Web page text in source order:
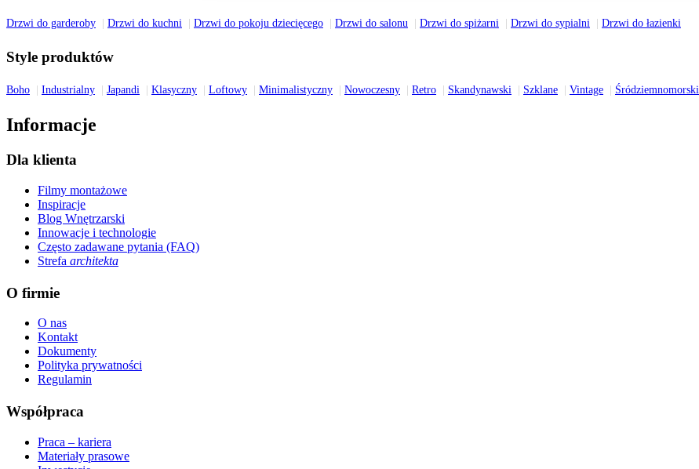
Drzwi do garderoby Drzwi do kuchni Drzwi do pokoju dziecięcego Drzwi do salonu Drzwi do spiżarni Drzwi do sypialni Drzwi do łazienki
Style produktów
Boho Industrialny Japandi Klasyczny Loftowy Minimalistyczny Nowoczesny Retro Skandynawski Szklane Vintage Śródziemnomorski
Informacje
Dla klienta
Filmy montażowe
Inspiracje
Blog Wnętrzarski
Innowacje i technologie
Często zadawane pytania (FAQ)
Strefa architekta
O firmie
O nas
Kontakt
Dokumenty
Polityka prywatności
Regulamin
Współpraca
Praca – kariera
Materiały prasowe